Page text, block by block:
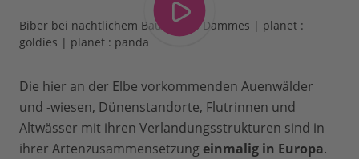
Biber bei nächtlichem Bau seines Dammes | planet :
goldies | planet : panda
Die hier an der Elbe vorkommenden Auenwälder
und -wiesen, Dünenstandorte, Flutrinnen und
Altwässer mit ihren Verlandungsstrukturen sind in
ihrer Artenzusammensetzung einmalig in Europa.